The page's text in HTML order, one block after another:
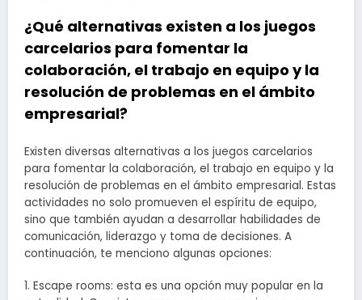
¿Qué alternativas existen a los juegos
carcelarios para fomentar la
colaboración, el trabajo en equipo y la
resolución de problemas en el ámbito
empresarial?
Existen diversas alternativas a los juegos carcelarios
para fomentar la colaboración, el trabajo en equipo y la
resolución de problemas en el ámbito empresarial. Estas
actividades no solo promueven el espíritu de equipo,
sino que también ayudan a desarrollar habilidades de
comunicación, liderazgo y toma de decisiones. A
continuación, te menciono algunas opciones:
1. Escape rooms: esta es una opción muy popular en la